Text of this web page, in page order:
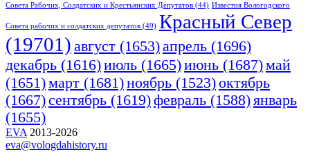
Совета Рабочих, Солдатских и Крестьянских Депутатов (44) Известия Вологодского
Совета рабочих и солдатских депутатов (49) Красный Cевер
(19701) август (1653)апрель (1696)
декабрь (1616)июль (1665)июнь (1687)май
(1651)март (1681)ноябрь (1523)октябрь
(1667)сентябрь (1619)февраль (1588)январь
(1655)
EVA 2013-2026
eva@vologdahistory.ru